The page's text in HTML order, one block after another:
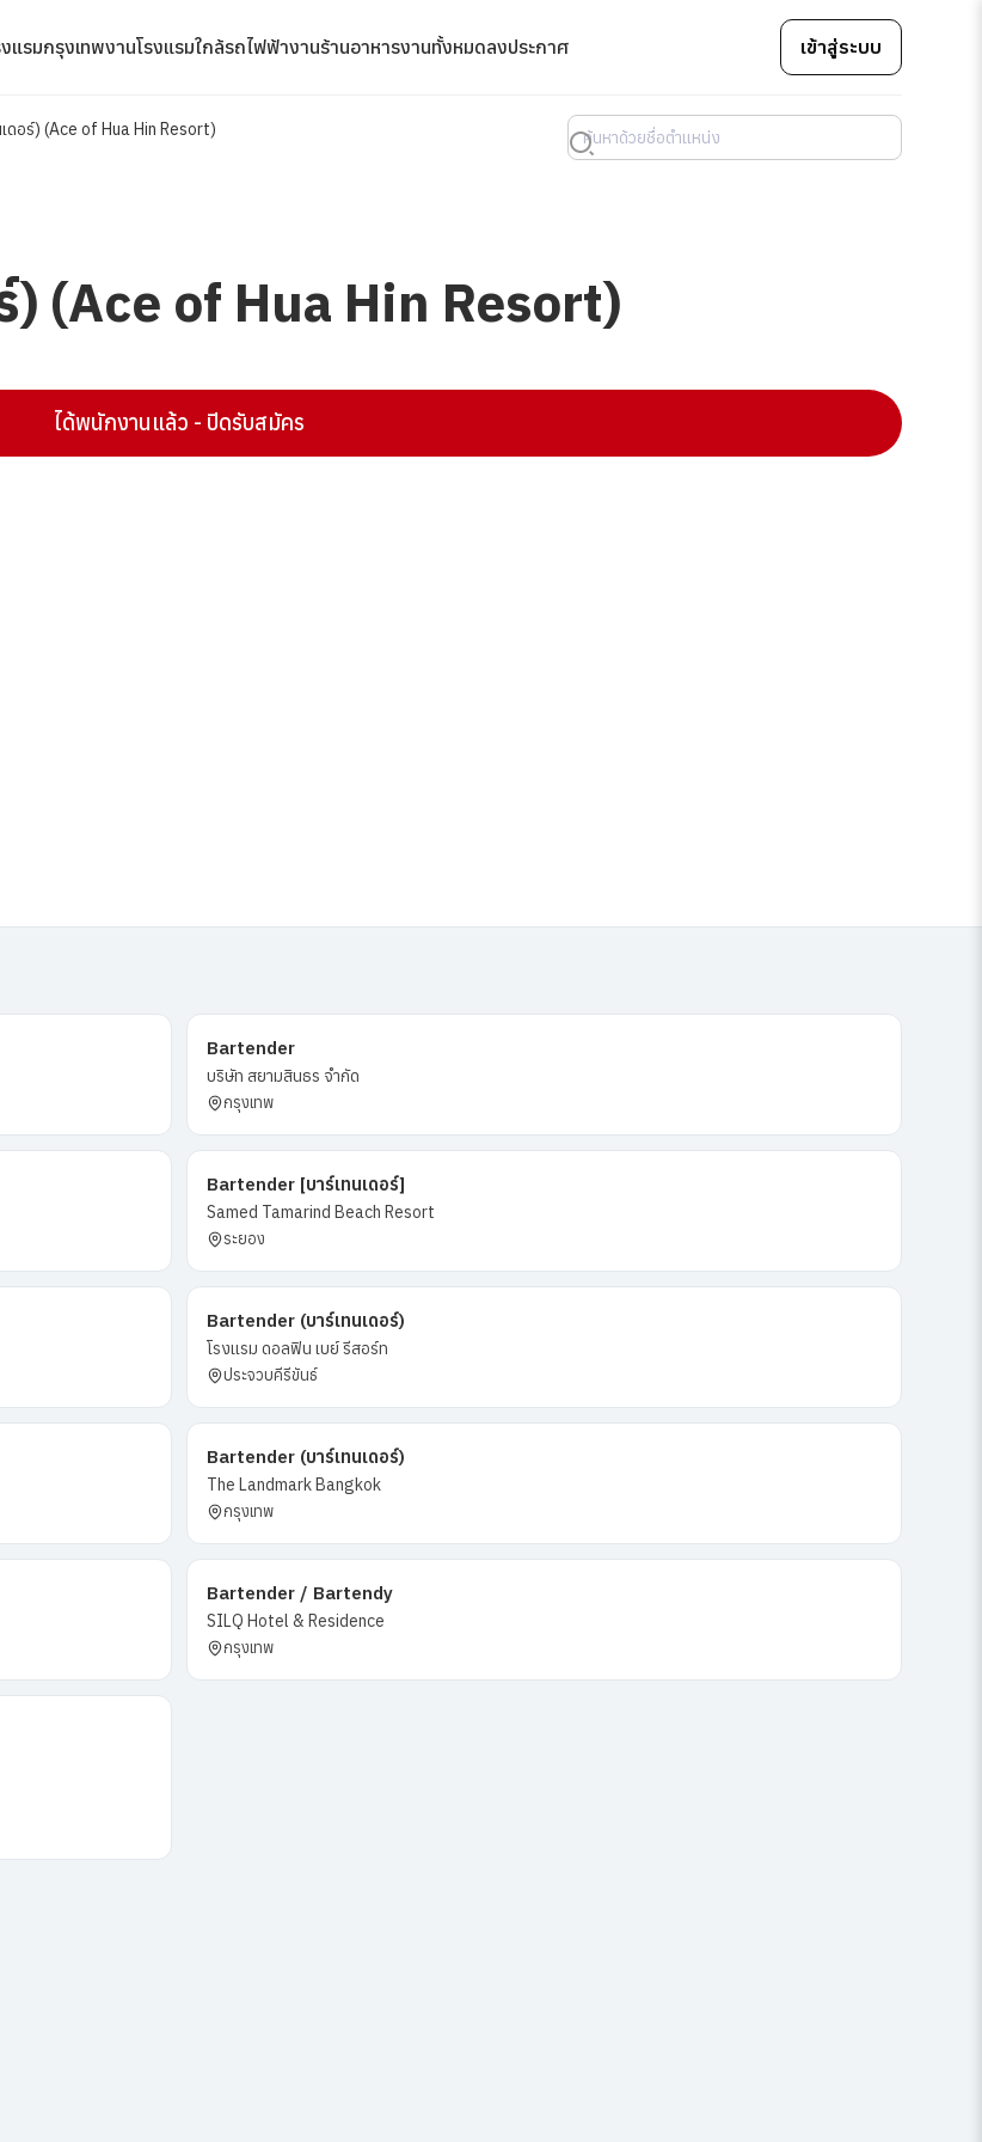
แรมกรุงเทพงานโรงแรมใกล้รถไฟฟ้างานร้านอาหารงานทั้งหมดลงประกาศ เข้าสู่ระบบ
ดอร์) (Ace of Hua Hin Resort)
(Ace of Hua Hin Resort)
ได้พนักงานแล้ว - ปิดรับสมัคร
Bartender
บริษัท สยามสินธร จำกัด
กรุงเทพ
Bartender [บาร์เทนเดอร์]
Samed Tamarind Beach Resort
ระยอง
Bartender (บาร์เทนเดอร์)
โรงแรม ดอลฟิน เบย์ รีสอร์ท
ประจวบคีรีขันธ์
Bartender (บาร์เทนเดอร์)
The Landmark Bangkok
กรุงเทพ
Bartender / Bartendy
SILQ Hotel & Residence
กรุงเทพ